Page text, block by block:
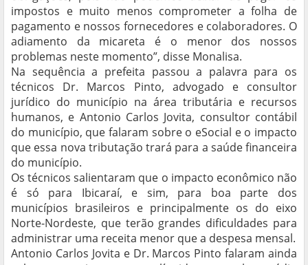
impostos e muito menos comprometer a folha de
pagamento e nossos fornecedores e colaboradores. O
adiamento da micareta é o menor dos nossos
problemas neste momento”, disse Monalisa.
Na sequência a prefeita passou a palavra para os
técnicos Dr. Marcos Pinto, advogado e consultor
jurídico do município na área tributária e recursos
humanos, e Antonio Carlos Jovita, consultor contábil
do município, que falaram sobre o eSocial e o impacto
que essa nova tributação trará para a saúde financeira
do município.
Os técnicos salientaram que o impacto econômico não
é só para Ibicaraí, e sim, para boa parte dos
municípios brasileiros e principalmente os do eixo
Norte-Nordeste, que terão grandes dificuldades para
administrar uma receita menor que a despesa mensal.
Antonio Carlos Jovita e Dr. Marcos Pinto falaram ainda